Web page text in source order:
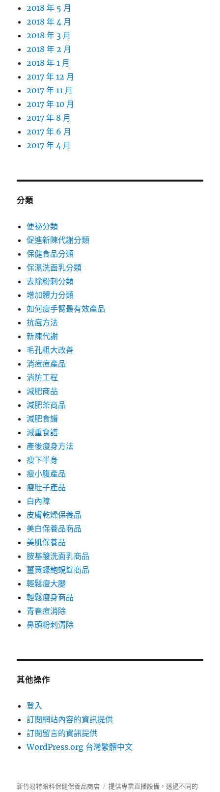
2018 年 5 月
2018 年 4 月
2018 年 3 月
2018 年 2 月
2018 年 1 月
2017 年 12 月
2017 年 11 月
2017 年 10 月
2017 年 8 月
2017 年 6 月
2017 年 4 月
分類
便祕分類
促進新陳代謝分類
保健食品分類
保濕洗面乳分類
去除粉刺分類
增加體力分類
如何瘦手臂最有效產品
抗痘方法
新陳代謝
毛孔粗大改善
消痘痘產品
消防工程
減肥商品
減肥茶商品
減肥食譜
減重食譜
產後瘦身方法
瘦下半身
瘦小腹產品
瘦肚子產品
白內障
皮膚乾燥保養品
美白保養品商品
美肌保養品
胺基酸洗面乳商品
薑黃蠔鮑蜆錠商品
輕鬆瘦大腿
輕鬆瘦身商品
青春痘消除
鼻頭粉剌清除
其他操作
登入
訂閱網站內容的資訊提供
訂閱留言的資訊提供
WordPress.org 台灣繁體中文
新竹易特眼科保健保養品商店 提供專業直播設備，透過不同的